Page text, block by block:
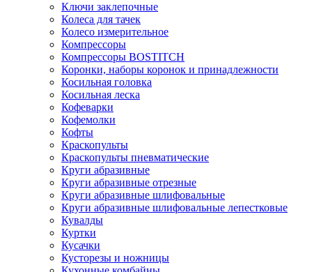
Ключи заклепочные
Колеса для тачек
Колесо измерительное
Компрессоры
Компрессоры BOSTITCH
Коронки, наборы коронок и принадлежности
Косильная головка
Косильная леска
Кофеварки
Кофемолки
Кофты
Краскопульты
Краскопульты пневматические
Круги абразивные
Круги абразивные отрезные
Круги абразивные шлифовальные
Круги абразивные шлифовальные лепестковые
Кувалды
Куртки
Кусачки
Кусторезы и ножницы